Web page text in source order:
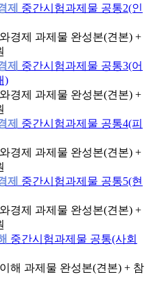
제 중간시험과제물 공통2(인
경제 과제물 완성본(견본) +
제 중간시험과제물 공통3(어
)
경제 과제물 완성본(견본) +
제 중간시험과제물 공통4(피
경제 과제물 완성본(견본) +
제 중간시험과제물 공통5(현
경제 과제물 완성본(견본) +
중간시험과제물 공통(사회
해 과제물 완성본(견본) + 참